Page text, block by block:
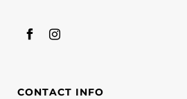
CONTACT INFO